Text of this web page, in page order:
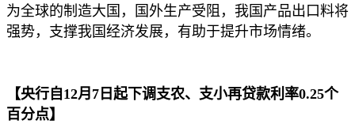
为全球的制造大国，国外生产受阻，我国产品出口料将
强势，支撑我国经济发展，有助于提升市场情绪。
【央行自12月7日起下调支农、支小再贷款利率0.25个
百分点】